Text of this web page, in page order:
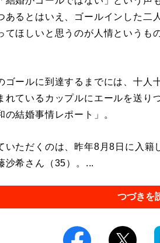
あるとはいえ、ゴールインした二人
てほしいと思うのが人情というも
ールに到達するまでには、十人
れているカップルにエールを送り
の結婚事情レポート」。
ただくのは、昨年8月8日に入籍
沙希さん（35）。...
つづきを